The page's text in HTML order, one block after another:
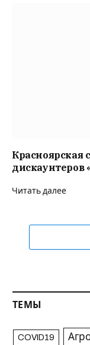
Красноярская
дискаунтеров
Читать далее
ТЕМЫ
COVID19